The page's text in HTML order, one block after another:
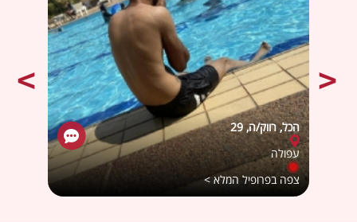
הכל, רווק/ה, 29
עפולה
צפה בפרופיל המלא >